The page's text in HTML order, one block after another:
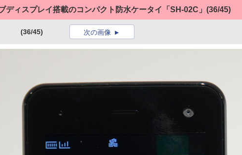
ディスプレイ搭載のコンパクト防水ケータイ「SH-02C」 (36/45)
(36/45) 次の画像